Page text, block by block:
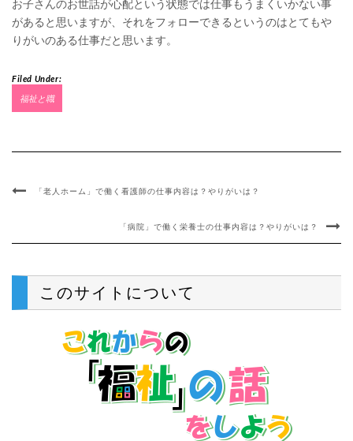
お子さんのお世話が心配という状態では仕事もうまくいかない事
があると思いますが、それをフォローできるというのはとてもや
りがいのある仕事だと思います。
Filed Under:
福祉と職
「老人ホーム」で働く看護師の仕事内容は？やりがいは？
「病院」で働く栄養士の仕事内容は？やりがいは？
このサイトについて